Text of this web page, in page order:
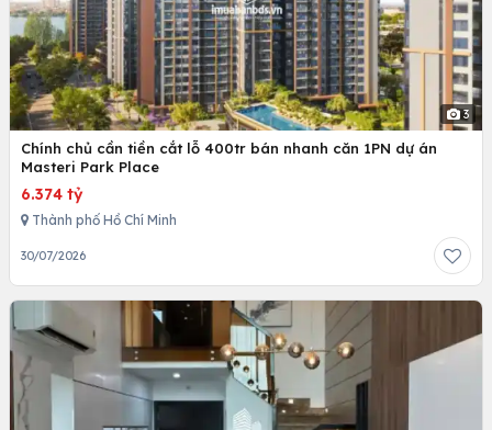
3
Chính chủ cần tiền cắt lỗ 400tr bán nhanh căn 1PN dự án
Masteri Park Place
6.374 tỷ
Thành phố Hồ Chí Minh
30/07/2026